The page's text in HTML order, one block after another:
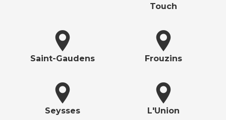
Touch
Saint-Gaudens Frouzins
Seysses L'Union